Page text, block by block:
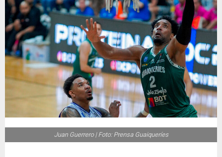
Juan Guerrero | Foto: Prensa Guaiqueríes